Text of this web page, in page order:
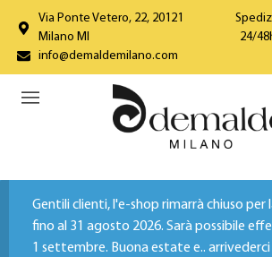
Via Ponte Vetero, 22, 20121
Milano MI
info@demaldemilano.com
24/
Gentili clienti, l'e-shop rimarrà chiuso per
fino al 31 agosto 2026. Sarà possibile
1 settembre. Buona estate e..